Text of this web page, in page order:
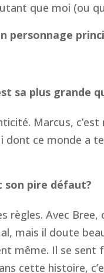
que moi (ou
personnage
sa plus grande
Marcus,
dont ce monde a
son pire défaut?
règles. Avec Bree,
mais il doute
même. Il se sent
cette histoire,